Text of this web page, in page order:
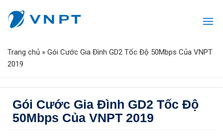
Trang chủ » Gói Cước Gia Đình GD2 Tốc Độ 50Mbps Của VNPT
2019
Gói Cước Gia Đình GD2 Tốc Độ
50Mbps Của VNPT 2019